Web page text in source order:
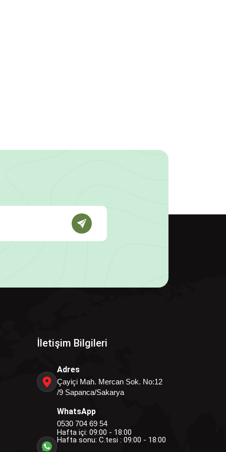
İletişim Bilgileri
Adres
Çayiçi Mah. Mercan Sok. No:12
/9 Sapanca/Sakarya
WhatsApp
0530 704 69 54
Hafta içi: 09:00 - 18:00
Hafta sonu: C.tesi : 09:00 - 18:00